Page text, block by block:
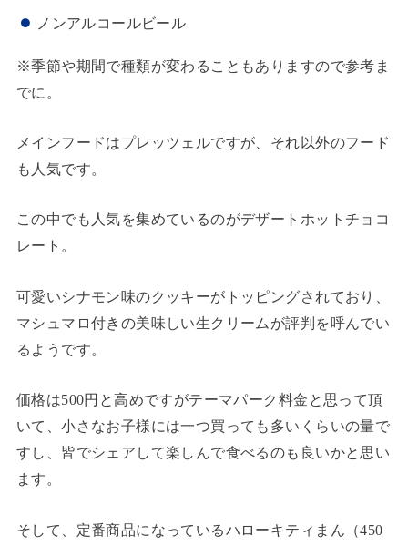
ノンアルコールビール
※季節や期間で種類が変わることもありますので参考ま
でに。
メインフードはプレッツェルですが、それ以外のフード
も人気です。
この中でも人気を集めているのがデザートホットチョコ
レート。
可愛いシナモン味のクッキーがトッピングされており、
マシュマロ付きの美味しい生クリームが評判を呼んでい
るようです。
価格は500円と高めですがテーマパーク料金と思って頂
いて、小さなお子様には一つ買っても多いくらいの量で
すし、皆でシェアして楽しんで食べるのも良いかと思い
ます。
そして、定番商品になっているハローキティまん（450